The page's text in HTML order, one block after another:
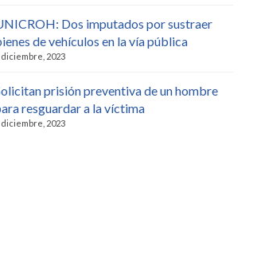
Dos imputados por sustraer
de vehículos en la vía pública
diciembre, 2023
prisión preventiva de un hombre
resguardar a la víctima
diciembre, 2023